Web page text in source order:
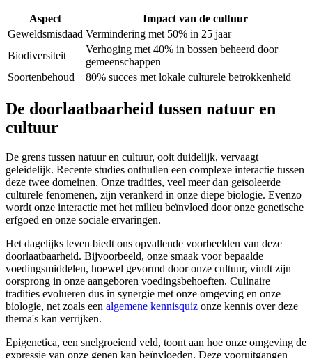
Aspect
Impact van de cultuur
Geweldsmisdaad Vermindering met 50% in 25 jaar
Biodiversiteit
Verhoging met 40% in bossen beheerd door
gemeenschappen
Soortenbehoud
80% succes met lokale culturele betrokkenheid
De doorlaatbaarheid tussen natuur en
cultuur
De grens tussen natuur en cultuur, ooit duidelijk, vervaagt
geleidelijk. Recente studies onthullen een complexe interactie tussen
deze twee domeinen. Onze tradities, veel meer dan geïsoleerde
culturele fenomenen, zijn verankerd in onze diepe biologie. Evenzo
wordt onze interactie met het milieu beïnvloed door onze genetische
erfgoed en onze sociale ervaringen.
Het dagelijks leven biedt ons opvallende voorbeelden van deze
doorlaatbaarheid. Bijvoorbeeld, onze smaak voor bepaalde
voedingsmiddelen, hoewel gevormd door onze cultuur, vindt zijn
oorsprong in onze aangeboren voedingsbehoeften. Culinaire
tradities evolueren dus in synergie met onze omgeving en onze
biologie, net zoals een algemene kennisquiz onze kennis over deze
thema's kan verrijken.
Epigenetica, een snelgroeiend veld, toont aan hoe onze omgeving de
expressie van onze genen kan beïnvloeden. Deze vooruitgangen